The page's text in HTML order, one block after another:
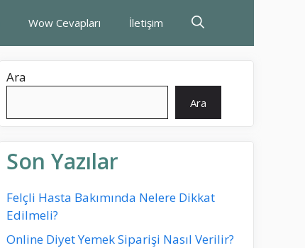
Wow Cevapları İletişim
Ara
Ara
Son Yazılar
Felçli Hasta Bakımında Nelere Dikkat
Edilmeli?
Online Diyet Yemek Siparişi Nasıl Verilir?